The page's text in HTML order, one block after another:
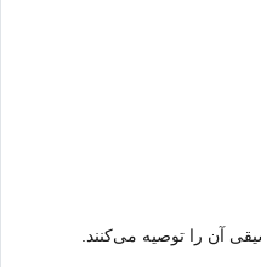
آن را توصیه می‌کنند.